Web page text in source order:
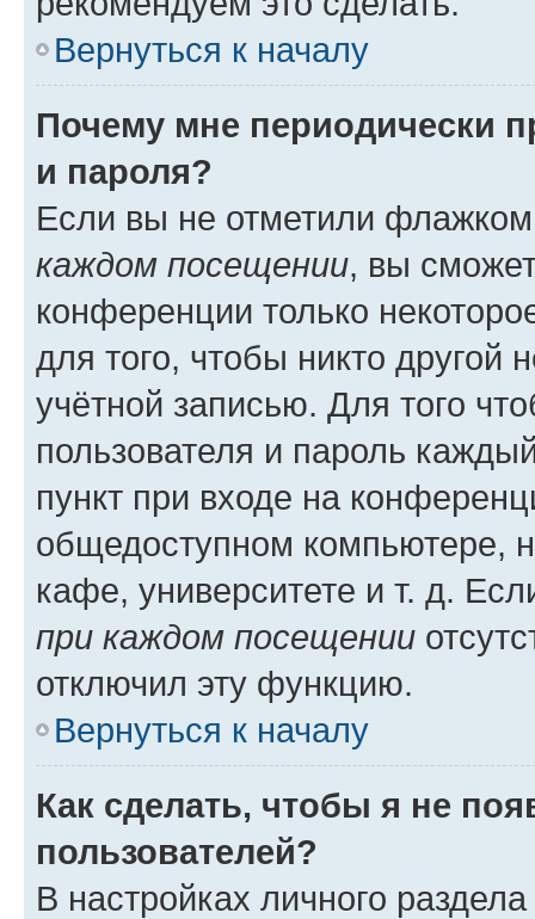
Вернуться к началу
Почему мне периодически
и пароля?
Если вы не отметили
каждом посещении, вы
конференции только
для того, чтобы никто другой
учётной записью. Для того
пользователя и пароль
пункт при входе на
общедоступном компьютере,
кафе, университете и т. д.
при каждом посещении
отключил эту функцию.
Вернуться к началу
Как сделать, чтобы я не
пользователей?
В настройках личного